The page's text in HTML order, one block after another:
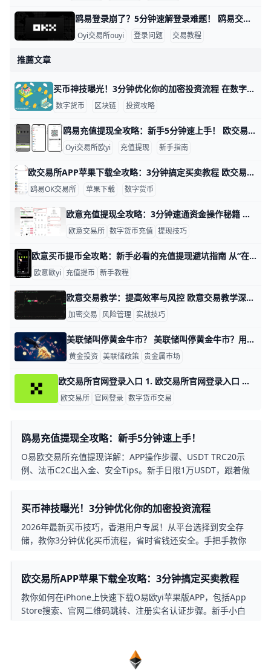
鸥易登录崩了？5分钟速解登录难题！ 鸥易交易所登录不了？别急，这里有简单步骤帮你一步步解决。很多用户遇到这个问题，通常是因为网络慢、缓存堵塞或验证码出错。根据常见反馈，80%的登录失败来自浏览器缓存和网络问题，比如Chrome浏览器缓存没清干净，导致页面卡住。​
Oyi交易所ouyi 登录问题 交易教程
推薦文章
买币神技曝光！3分钟优化你的加密投资流程 在数字货币市场中，越来越多的人开始投资比特币、以太坊等数字资产。据统计，2025 年全球加密货币持有用户已超过 6 亿人，其中亚洲地区占比超过 40%。在这么庞大的市场竞争中，想要让自己的买币流程更顺畅，就必须学会优化。从选择合适的平台到安全存储资产，每个环节都决定了最终体验。本文将分享一些进阶技巧，让你的买币体验更加高效、安全、舒适。
数字货币 区块链 投资攻略
鸥易充值提现全攻略：新手5分钟速上手！ 欧交易所充值提现全攻略：新手必看操作指南 O易（ouyi）是全球知名的加密货币交易所，每天处理超过10亿USDT的充值提现交易。新手用户通过简单步骤，就能安全转入转出资金，比如用TRC20网络充值1 USDT只需几分钟。本指南用清晰例子，带你一步步掌握操作，避免新手常见错误。
Oyi交易所欧yi 充值提现 新手指南
欧交易所APP苹果下载全攻略：3分钟搞定买卖教程 欧交易所苹果版APP下载超级简单，只需几分钟就能搞定。很多人用iPhone 13或更高型号，运行iOS 17以上系统，就能顺利下载ouyi官方APP（Oyi交易所交易所的全称）。比如，你打开App Store，搜索“欧一”，开发者显示“欧亿”时，直接点“获取”，用Face ID验证，3-5MB大小，下载后图标就出现在主屏幕了。​
鸥易OK交易所 苹果下载 数字货币
欧意充值提现全攻略：3分钟速通资金操作秘籍 欧意充值提现全流程：掌握欧意交易所资金操作技巧 欧意交易所（歐yi）作为全球领先的数字资产平台，充值和提现操作简单高效，是交易者资金进出的核心环节。掌握全流程，能帮助你避免常见错误，确保资金安全快速到账。okx+1
欧意交易所 数字货币充值 提现技巧
欧意买币提币全攻略：新手必看的充值提现避坑指南 从“在欧意买币”到“安全提币一步到位”，你可以把整个流程理解成一条“资金通道”：法币或数字货币从外部进入欧意，在平台内完成买币或交易，然后再安全、完整地提到自己的钱包或其他交易所。为了让每一步都稳妥，你需要同时关注三个关键点：账户安全设置是否到位、充值和提币时网络与地址是否完全对应、以及每次操作前后有没有进行金额和状态核对。只要把这三点做好，大部分新手常见的“充错链、忘标签、风控卡住提现”等问题都可以提前避免，而不是事后挽救。
欧意歐yi 充值提币 新手教程
欧意交易教学：提高效率与风控 欧意交易教学深度解析：提高交易效率与风险控制的实用策略 在当前高波动的金融市场中，根据2025年统计数据显示，超过70%的散户交易者在一年内出现亏损，主要原因集中在缺乏系统策略与风险控制。本篇将通过真实数据与具体案例，帮助你建立清晰、可执行的交易体系，让交易更高效、更稳健。
加密交易 风险管理 实战技巧
美联储叫停黄金牛市？ 美联储叫停黄金牛市？用数据看清真实趋势 一、2024-2026黄金走势回顾：牛市真的被终结了吗？ 2024年黄金价格一度突破历史高点，COMEX黄金期货最高接近每盎司2450美元，而2025年整体维持在2200-2400美元区间震荡。进入2026年后，金价多次回落至2300美元附近，引发市场关于“牛市结束”的讨论。例如，2026年第一季度黄金从约2380美元回落至2280美元，跌幅接近4%。但从长期趋势来看，自2020年以来黄金整体仍处于上升通道，这说明所谓“叫停牛市”更像是阶段性调整，而非趋势逆转。
黄金投资 美联储政策 贵金属市场
欧交易所官网登录入口 1. 欧交易所官网登录入口 欧交易所官网登录入口通常指用户进入平台官方网站并完成登录的页面。为了安全起见，建议用户只通过官方域名、已保存的书签或平台官方发布的渠道进入，不要随便点击陌生链接。登录前先确认网址是否完整、页面是否带有安全锁标志，这样可以减少进入仿冒网站的风险。
欧交易所 官网登录 数字货币交易
鸥易充值提现全攻略：新手5分钟速上手！
O易欧交易所充值提现详解：APP操作步骤、USDT TRC20示
例、法币C2C出入金、安全Tips。新手日限1万USDT，跟着做
买币神技曝光！3分钟优化你的加密投资流程
2026年最新买币技巧，香港用户专属！从平台选择到安全存
储，教你3分钟优化买币流程，省时省钱还安全。手把手教你
欧交易所APP苹果下载全攻略：3分钟搞定买卖教程
教你如何在iPhone上快速下载O易欧yi苹果版APP，包括App
Store搜索、官网二维码跳转、注册实名认证步骤。新手小白